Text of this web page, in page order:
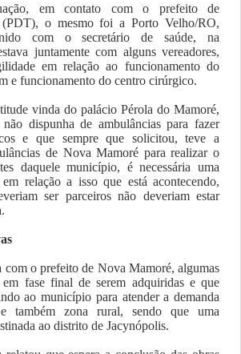
em contato com o prefeito de
o mesmo foi a Porto Velho/RO,
com o secretário de saúde, na
juntamente com alguns vereadores,
em relação ao funcionamento do
e funcionamento do centro cirúrgico.
vinda do palácio Pérola do Mamoré,
dispunha de ambulâncias para fazer
e que sempre que solicitou, teve a
de Nova Mamoré para realizar o
daquele município, é necessária uma
relação a isso que está acontecendo,
ser parceiros não deveriam estar
com o prefeito de Nova Mamoré, algumas
em fase final de serem adquiridas e que
ao município para atender a demanda
também zona rural, sendo que uma
ao distrito de Jacynópolis.